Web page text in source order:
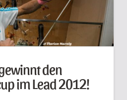
den
im Lead 2012!